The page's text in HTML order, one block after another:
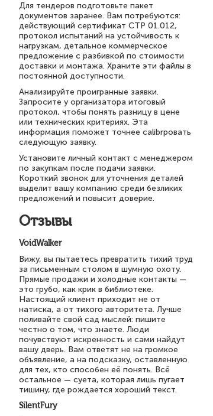
Для тендеров подготовьте пакет
документов заранее. Вам потребуются:
действующий сертификат СТР 01.012,
протокол испытаний на устойчивость к
нагрузкам, детальное коммерческое
предложение с разбивкой по стоимости
доставки и монтажа. Храните эти файлы в
постоянной доступности.
Анализируйте проигранные заявки.
Запросите у организатора итоговый
протокол, чтобы понять разницу в цене
или технических критериях. Эта
информация поможет точнее calibrровать
следующую заявку.
Установите личный контакт с менеджером
по закупкам после подачи заявки.
Короткий звонок для уточнения деталей
выделит вашу компанию среди безликих
предложений и повысит доверие.
Отзывы
VoidWalker
Вижу, вы пытаетесь превратить тихий труд
за письменным столом в шумную охоту.
Прямые продажи и холодные контакты —
это грубо, как крик в библиотеке.
Настоящий клиент приходит не от
натиска, а от тихого авторитета. Лучше
поливайте свой сад мыслей: пишите
честно о том, что знаете. Люди
почувствуют искренность и сами найдут
вашу дверь. Вам ответят не на громкое
объявление, а на подсказку, оставленную
для тех, кто способен её понять. Всё
остальное — суета, которая лишь пугает
тишину, где рождается хороший текст.
SilentFury